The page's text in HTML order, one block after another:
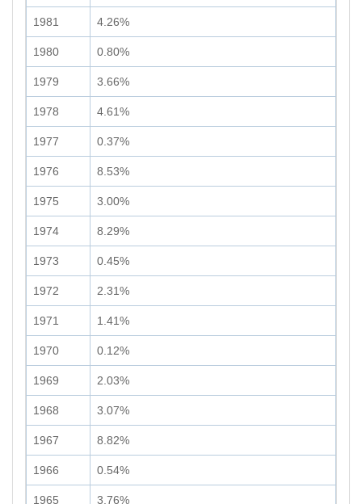
1981 4.26%
1980 0.80%
1979 3.66%
1978 4.61%
1977 0.37%
1976 8.53%
1975 3.00%
1974 8.29%
1973 0.45%
1972 2.31%
1971 1.41%
1970 0.12%
1969 2.03%
1968 3.07%
1967 8.82%
1966 0.54%
1965 3.76%